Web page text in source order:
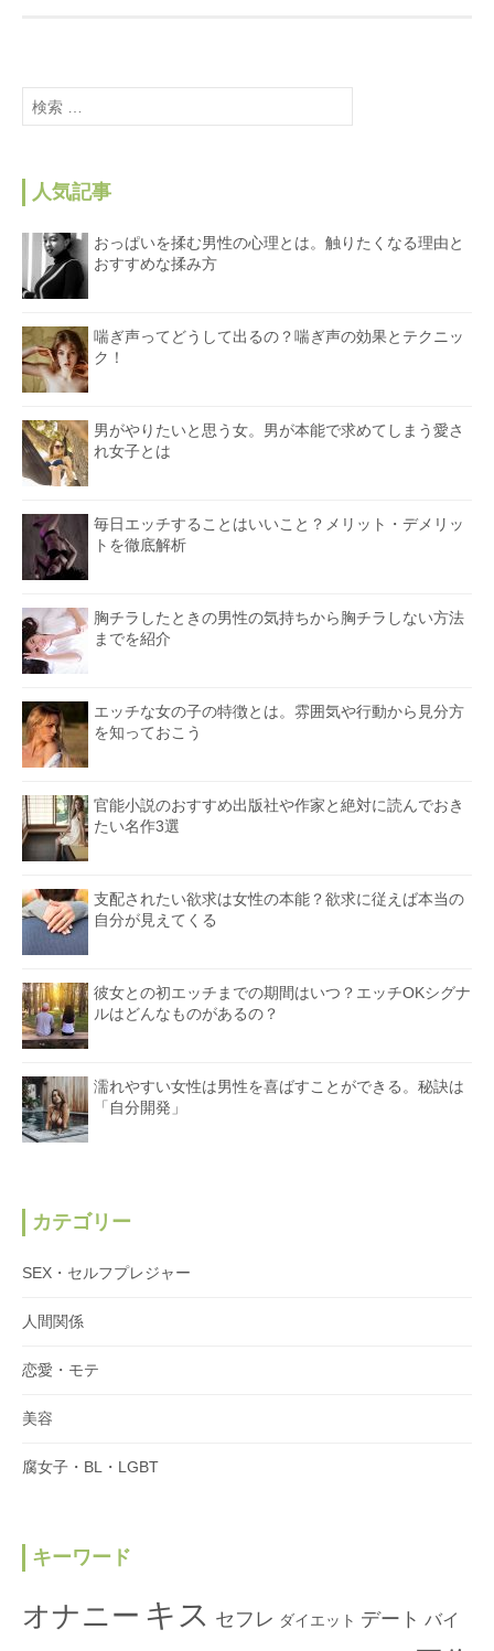
検
索
人気記事
おっぱいを揉む男性の心理とは。触りたくなる理由と
おすすめな揉み方
喘ぎ声ってどうして出るの？喘ぎ声の効果とテクニッ
ク！
男がやりたいと思う女。男が本能で求めてしまう愛さ
れ女子とは
毎日エッチすることはいいこと？メリット・デメリッ
トを徹底解析
胸チラしたときの男性の気持ちから胸チラしない方法
までを紹介
エッチな女の子の特徴とは。雰囲気や行動から見分方
を知っておこう
官能小説のおすすめ出版社や作家と絶対に読んでおき
たい名作3選
支配されたい欲求は女性の本能？欲求に従えば本当の
自分が見えてくる
彼女との初エッチまでの期間はいつ？エッチOKシグナ
ルはどんなものがあるの？
濡れやすい女性は男性を喜ばすことができる。秘訣は
「自分開発」
カテゴリー
SEX・セルフプレジャー
人間関係
恋愛・モテ
美容
腐女子・BL・LGBT
キーワード
オナニー キス セフレ ダイエット デート バイ